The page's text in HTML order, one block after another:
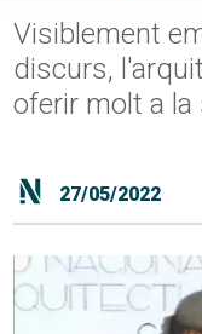
Visiblement
discurs,
oferir molt a la
27/05/2022